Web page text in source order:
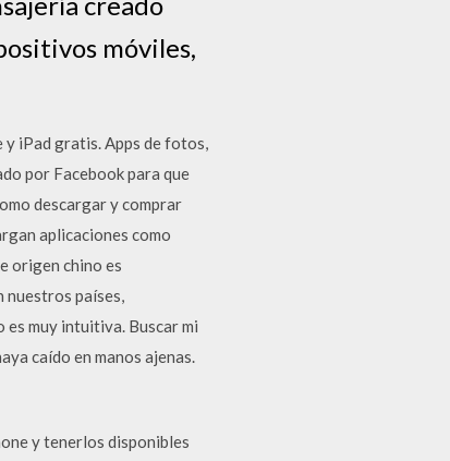
móviles,
iPad gratis. Apps de fotos,
por Facebook para que
descargar y comprar
aplicaciones como
origen chino es
nuestros países,
es muy intuitiva. Buscar mi
caído en manos ajenas.
y tenerlos disponibles